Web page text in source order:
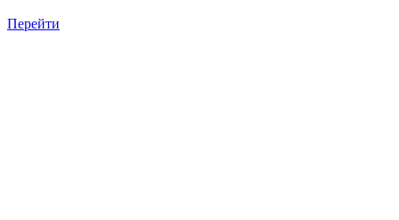
Перейти